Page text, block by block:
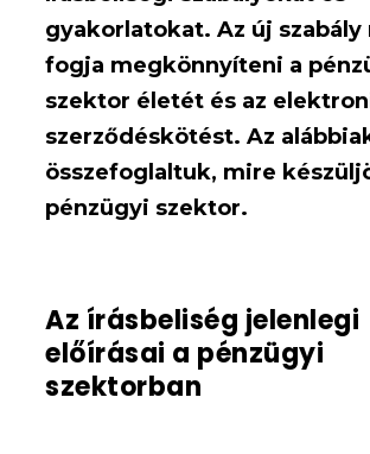
gyakorlatokat. Az új szabály
fogja megkönnyíteni a
szektor életét és az
szerződéskötést. Az
összefoglaltuk, mire
pénzügyi szektor.
Az írásbeliség jelenlegi
előírásai a pénzügyi
szektorban